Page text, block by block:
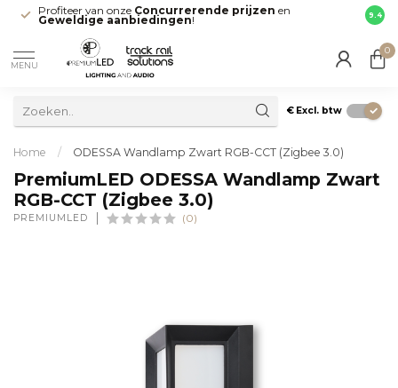
Profiteer van onze Concurrerende prijzen en
Geweldige aanbiedingen! direct
9.4
MENU
0
€ Excl. btw
Home / ODESSA Wandlamp Zwart RGB-CCT (Zigbee 3.0)
PremiumLED ODESSA Wandlamp Zwart
RGB-CCT (Zigbee 3.0)
PREMIUMLED (0)